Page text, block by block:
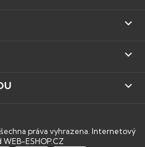



práva vyhrazena. Internetový
ESHOP.CZ